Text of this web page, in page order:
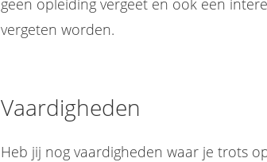
geen opleiding vergeet en ook een
vergeten worden.
Vaardigheden
Heb jij nog vaardigheden waar je trots